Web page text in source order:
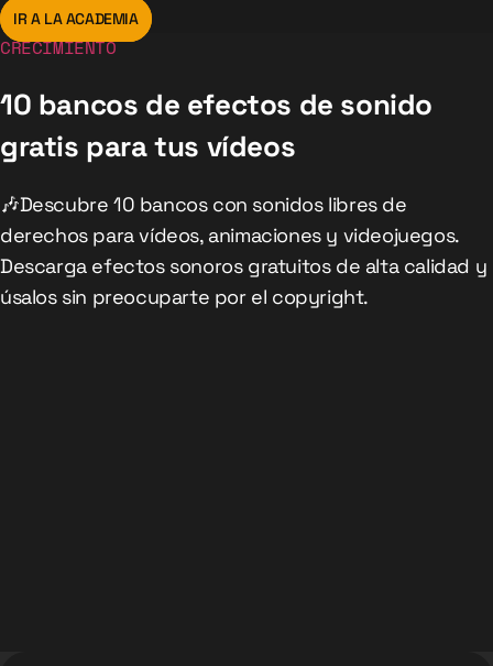
IR A LA ACADEMIA
CRECIMIENTO
10 bancos de efectos de sonido
gratis para tus vídeos
🎶Descubre 10 bancos con sonidos libres de
derechos para vídeos, animaciones y videojuegos.
Descarga efectos sonoros gratuitos de alta calidad y
úsalos sin preocuparte por el copyright.